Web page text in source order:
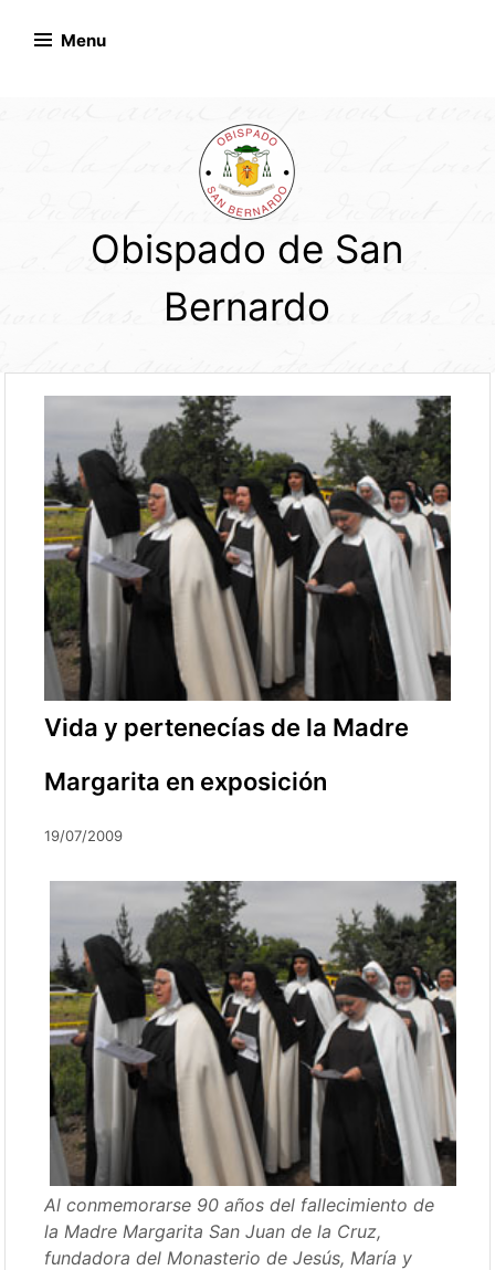
Menu
Obispado de San
Bernardo
Vida y pertenecías de la Madre
Margarita en exposición
19/07/2009
Al conmemorarse 90 años del fallecimiento de
la Madre Margarita San Juan de la Cruz,
fundadora del Monasterio de Jesús, María y